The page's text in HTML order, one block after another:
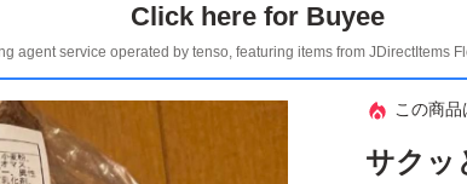
Click here for Buyee
agent service operated by tenso, featuring items from JDirectItems
この商品
サク